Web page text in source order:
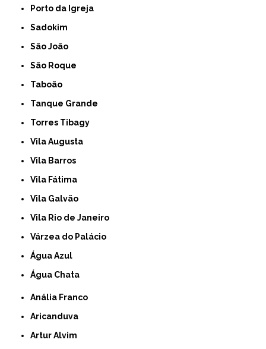
Porto da Igreja
Sadokim
São João
São Roque
Taboão
Tanque Grande
Torres Tibagy
Vila Augusta
Vila Barros
Vila Fátima
Vila Galvão
Vila Rio de Janeiro
Várzea do Palácio
Água Azul
Água Chata
Anália Franco
Aricanduva
Artur Alvim